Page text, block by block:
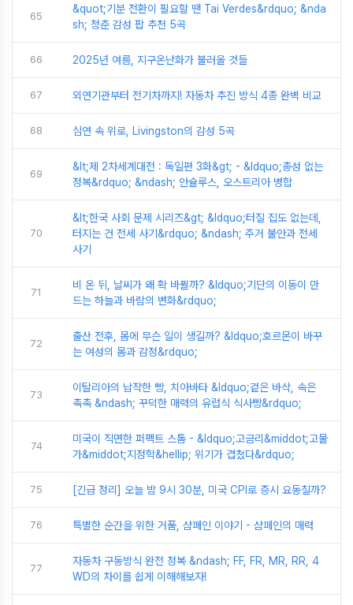
65
&quot;기분 전환이 필요할 땐 Tai Verdes&rdquo; &nda
sh; 청춘 감성 팝 추천 5곡
66 2025년 여름, 지구온난화가 불러올 것들
67 외연기관부터 전기차까지! 자동차 추진 방식 4종 완벽 비교
68 심연 속 위로, Livingston의 감성 5곡
69
&lt;제 2차세계대전 : 독일편 3화&gt; - &ldquo;총성 없는
정복&rdquo; &ndash; 안슐루스, 오스트리아 병합
70
&lt;한국 사회 문제 시리즈&gt; &ldquo;터질 집도 없는데,
터지는 건 전세 사기&rdquo; &ndash; 주거 불안과 전세
사기
71
비 온 뒤, 날씨가 왜 확 바뀔까? &ldquo;기단의 이동이 만
드는 하늘과 바람의 변화&rdquo;
72
출산 전후, 몸에 무슨 일이 생길까? &ldquo;호르몬이 바꾸
는 여성의 몸과 감정&rdquo;
73
이탈리아의 납작한 빵, 치아바타 &ldquo;겉은 바삭, 속은
촉촉 &ndash; 꾸덕한 매력의 유럽식 식사빵&rdquo;
74
미국이 직면한 퍼펙트 스톰 - &ldquo;고금리&middot;고물
가&middot;지정학&hellip; 위기가 겹쳤다&rdquo;
75 [긴급 정리] 오늘 밤 9시 30분, 미국 CPI로 증시 요동칠까?
76 특별한 순간을 위한 거품, 샴페인 이야기 - 샴페인의 매력
77
자동차 구동방식 완전 정복 &ndash; FF, FR, MR, RR, 4
WD의 차이를 쉽게 이해해보자!